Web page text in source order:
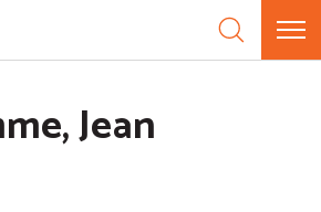
Jean